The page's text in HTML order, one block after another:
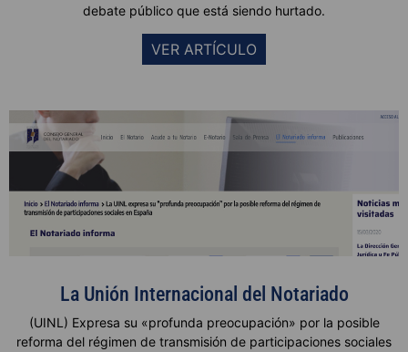
debate público que está siendo hurtado.
VER ARTÍCULO
La Unión Internacional del Notariado
(UINL) Expresa su «profunda preocupación» por la posible
reforma del régimen de transmisión de participaciones sociales